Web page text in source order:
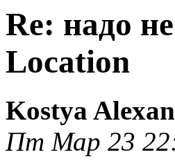
Re: надо
Location
Kostya
Пт Мар 23